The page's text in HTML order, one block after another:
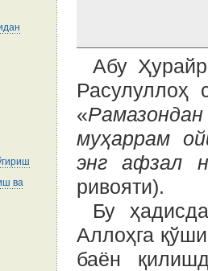
ва
Абу
Расулуллоҳ
«
муҳаррам
энг афзал
ривояти).
Бу
Аллоҳга
баён